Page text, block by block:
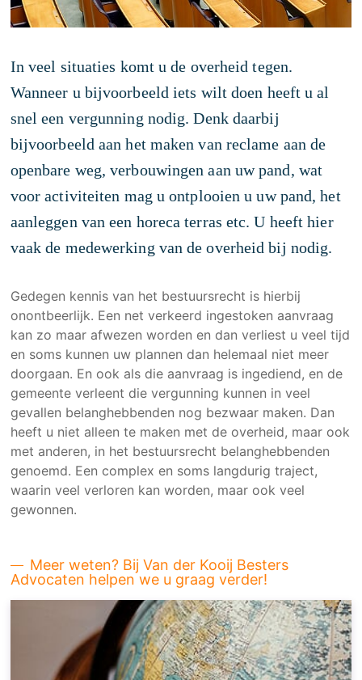
In veel situaties komt u de overheid tegen.
Wanneer u bijvoorbeeld iets wilt doen heeft u al
snel een vergunning nodig. Denk daarbij
bijvoorbeeld aan het maken van reclame aan de
openbare weg, verbouwingen aan uw pand, wat
voor activiteiten mag u ontplooien u uw pand, het
aanleggen van een horeca terras etc. U heeft hier
vaak de medewerking van de overheid bij nodig.
Gedegen kennis van het bestuursrecht is hierbij
onontbeerlijk. Een net verkeerd ingestoken aanvraag
kan zo maar afwezen worden en dan verliest u veel tijd
en soms kunnen uw plannen dan helemaal niet meer
doorgaan. En ook als die aanvraag is ingediend, en de
gemeente verleent die vergunning kunnen in veel
gevallen belanghebbenden nog bezwaar maken. Dan
heeft u niet alleen te maken met de overheid, maar ook
met anderen, in het bestuursrecht belanghebbenden
genoemd. Een complex en soms langdurig traject,
waarin veel verloren kan worden, maar ook veel
gewonnen.
Meer weten? Bij Van der Kooij Besters
Advocaten helpen we u graag verder!